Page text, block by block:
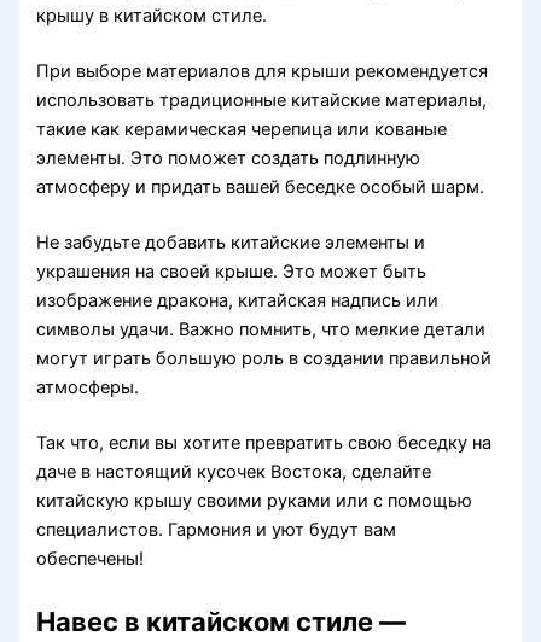
крышу в китайском стиле.
При выборе материалов для крыши рекомендуется
использовать традиционные китайские материалы,
такие как керамическая черепица или кованые
элементы. Это поможет создать подлинную
атмосферу и придать вашей беседке особый шарм.
Не забудьте добавить китайские элементы и
украшения на своей крыше. Это может быть
изображение дракона, китайская надпись или
символы удачи. Важно помнить, что мелкие детали
могут играть большую роль в создании правильной
атмосферы.
Так что, если вы хотите превратить свою беседку на
даче в настоящий кусочек Востока, сделайте
китайскую крышу своими руками или с помощью
специалистов. Гармония и уют будут вам
обеспечены!
Навес в китайском стиле —